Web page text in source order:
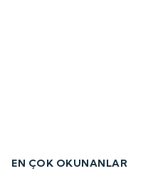
EN ÇOK OKUNANLAR